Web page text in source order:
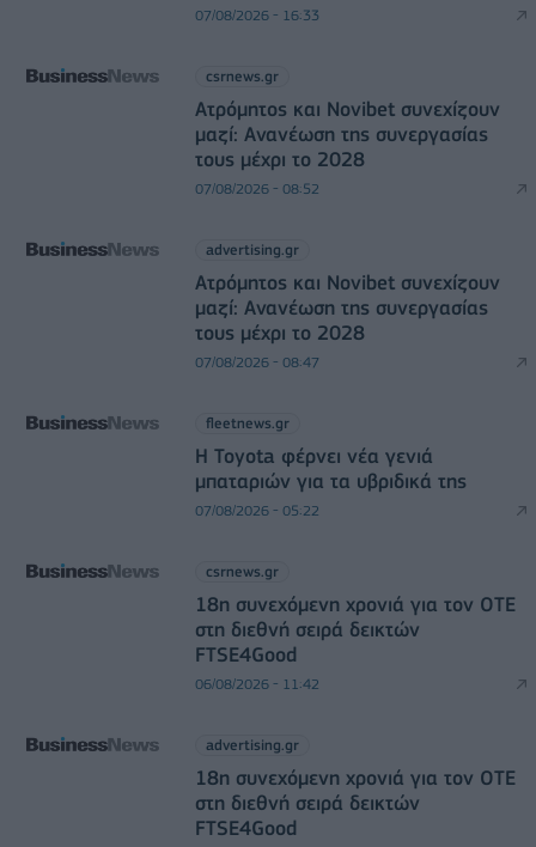
07/08/2026 - 16:33
csrnews.gr
Ατρόμητος και Novibet συνεχίζουν
μαζί: Ανανέωση της συνεργασίας
τους μέχρι το 2028
07/08/2026 - 08:52
advertising.gr
Ατρόμητος και Novibet συνεχίζουν
μαζί: Ανανέωση της συνεργασίας
τους μέχρι το 2028
07/08/2026 - 08:47
fleetnews.gr
Η Toyota φέρνει νέα γενιά
μπαταριών για τα υβριδικά της
07/08/2026 - 05:22
csrnews.gr
18η συνεχόμενη χρονιά για τον ΟΤΕ
στη διεθνή σειρά δεικτών
FTSE4Good
06/08/2026 - 11:42
advertising.gr
18η συνεχόμενη χρονιά για τον ΟΤΕ
στη διεθνή σειρά δεικτών
FTSE4Good